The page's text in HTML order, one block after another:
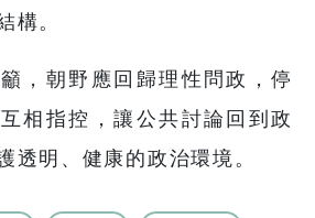
構。
，朝野應回歸理性問政，停
相指控，讓公共討論回到政
透明、健康的政治環境。